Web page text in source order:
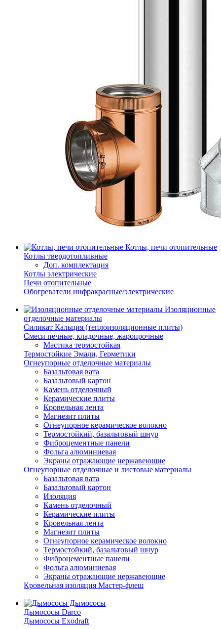
Котлы, печи отопительные
Котлы твердотопливные
Доп. комплектация
Котлы электрические
Печи отопительные
Обогреватели инфракрасные/электрические
Изоляционные
отделочные материалы
Силикат Кальция (теплоизоляционные плиты)
Смеси печные, кладочные, жаропрочные
Мастика термостойкая
Термостойкие Эмали, Герметики
Огнеупорные отделочные материалы
Базальтовая вата
Базальтовый картон
Камень отделочный
Керамические плиты
Кровельная лента
Магнезит плиты
Огнеупорное керамическое волокно
Термостойкий, базальтовый шнур
Фиброцементные панели
Фольга алюминиевая
Экраны отражающие нержавеющие
Огнеупорные отделочные и листовые материалы
Базальтовая вата
Базальтовый картон
Изоляция
Камень отделочный
Керамические плиты
Кровельная лента
Магнезит плиты
Огнеупорное керамическое волокно
Термостойкий, базальтовый шнур
Фиброцементные панели
Фольга алюминиевая
Экраны отражающие нержавеющие
Кровельная изоляция Мастер-флеш
Дымососы
Дымососы Darco
Дымососы Exodraft